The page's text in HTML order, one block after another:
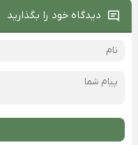
دیدگاه خود را بگذارید